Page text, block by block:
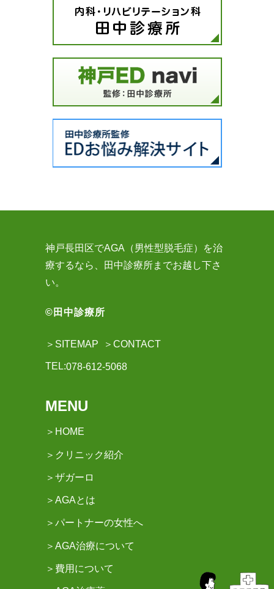
神戸長田区でAGA（男性型脱毛症）を治
療するなら、田中診療所までお越し下さ
い。
©田中診療所
＞SITEMAP ＞CONTACT
TEL:078-612-5068
MENU
＞HOME
＞クリニック紹介
＞ザガーロ
＞AGAとは
＞パートナーの女性へ
＞AGA治療について
＞費用について